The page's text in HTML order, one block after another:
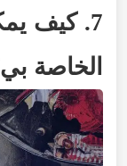
7. كيف
الخاصة